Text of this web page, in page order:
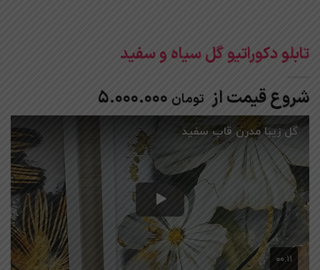
تابلو دکوراتیو گل سیاه و سفید
شروع قیمت از تومان 5.000.000